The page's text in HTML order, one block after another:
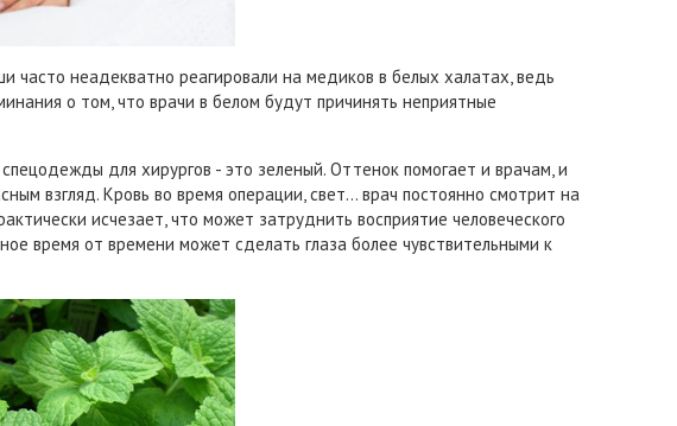
неадекватно реагировали на медиков в белых халатах, ведь
о том, что врачи в белом будут причинять неприятные
для хирургов - это зеленый. Оттенок помогает и врачам, и
взгляд. Кровь во время операции, свет… врач постоянно смотрит на
исчезает, что может затруднить восприятие человеческого
время от времени может сделать глаза более чувствительными к